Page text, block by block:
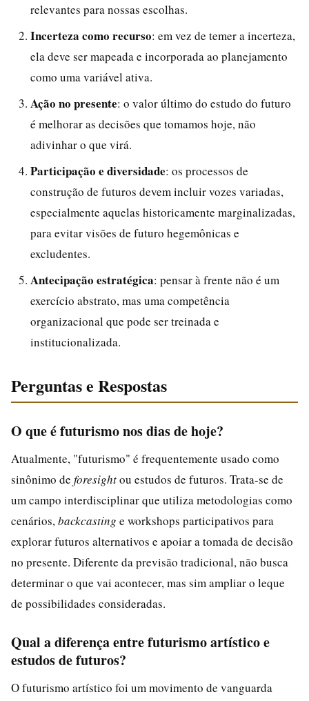
relevantes para nossas escolhas.
Incerteza como recurso: em vez de temer a incerteza,
ela deve ser mapeada e incorporada ao planejamento
como uma variável ativa.
Ação no presente: o valor último do estudo do futuro
é melhorar as decisões que tomamos hoje, não
adivinhar o que virá.
Participação e diversidade: os processos de
construção de futuros devem incluir vozes variadas,
especialmente aquelas historicamente marginalizadas,
para evitar visões de futuro hegemônicas e
excludentes.
Antecipação estratégica: pensar à frente não é um
exercício abstrato, mas uma competência
organizacional que pode ser treinada e
institucionalizada.
Perguntas e Respostas
O que é futurismo nos dias de hoje?
Atualmente, "futurismo" é frequentemente usado como
sinônimo de foresightou estudos de futuros. Trata-se de
um campo interdisciplinar que utiliza metodologias como
cenários, backcasting e workshops participativos para
explorar futuros alternativos e apoiar a tomada de decisão
no presente. Diferente da previsão tradicional, não busca
determinar o que vai acontecer, mas sim ampliar o leque
de possibilidades consideradas.
Qual a diferença entre futurismo artístico e
estudos de futuros?
O futurismo artístico foi um movimento de vanguarda